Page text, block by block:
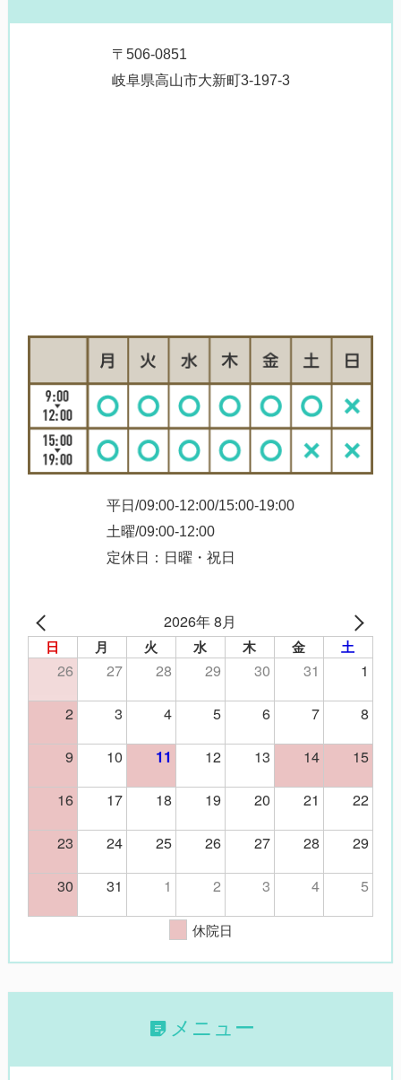
〒506-0851
岐阜県高山市大新町3-197-3
平日/09:00-12:00/15:00-19:00
土曜/09:00-12:00
定休日：日曜・祝日
2026年 8月
日 月 火 水 木 金 土
26 27 28 29 30 31
1
2
3 4 5 6 7
8
9
10 11 12 13 14
15
16
17 18 19 20 21
22
23
24 25 26 27 28
29
30
31 1 2 3 4 5
休院日
メニュー